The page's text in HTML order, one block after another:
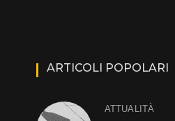
ARTICOLI POPOLARI
ATTUALITÀ